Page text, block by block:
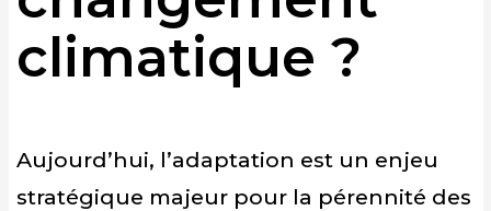
climatique ?
Aujourd’hui, l’adaptation est un enjeu
stratégique majeur pour la pérennité des